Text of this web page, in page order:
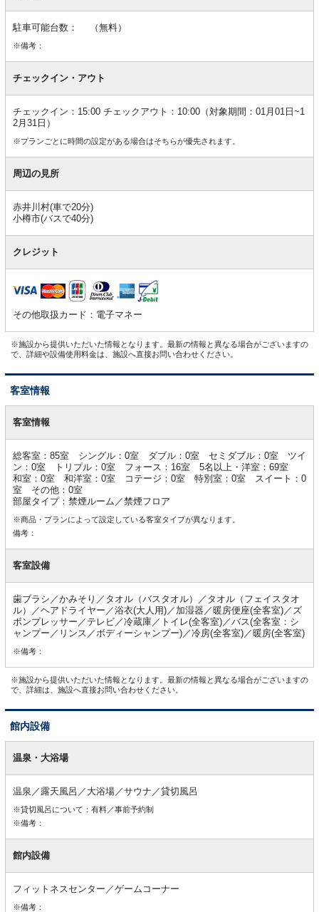
駐車可能台数： （無料）
※備考：
チェックイン・アウト
チェックイン：15:00 チェックアウト：10:00（対象期間：01月01日~1
2月31日）
※プランごとに時間の設定がある場合はそちらが優先されます。
周辺の見所
赤井川村(車で20分)
小樽市(バスで40分)
クレジット
その他取扱カード：電子マネー
※施設から提供いただいた情報となります。最新の情報と異なる場合がございますの
で、詳細や設備使用料金は、施設へ直接お問い合わせください。
客室情報
室客室情報
総客室：85室 シングル：0室 ダブル：0室 セミダブル：0室 ツイ
ン：0室 トリプル：0室 フォース：16室 5名以上・洋室：69室
和室：0室 和洋室：0室 コテージ：0室 特別室：0室 スイート：0
室 その他：0室
部屋タイプ：禁煙ルーム／禁煙フロア
※商品・プランによって設定している客室タイプが異なります。
備考：
客室設備
歯ブラシ／かみそり／タオル（バスタオル）／タオル（フェイスタオ
ル）／ヘアドライヤー／浴衣(大人用)／加湿器／暖房便座(全客室)／ズ
ボンプレッサー／テレビ／冷蔵庫／トイレ(全客室)／バス(全客室：シ
ャンプー／リンス／ボディーシャンプー)／冷房(全客室)／暖房(全客室)
※備考：
※施設から提供いただいた情報となります。最新の情報と異なる場合がございますの
で、詳細は、施設へ直接お問い合わせください。
館内設備
内温泉・大浴場
温泉／露天風呂／大浴場／サウナ／貸切風呂
※貸切風呂について：有料／事前予約制
※備考：
館内設備
フィットネスセンター／ゲームコーナー
※備考：